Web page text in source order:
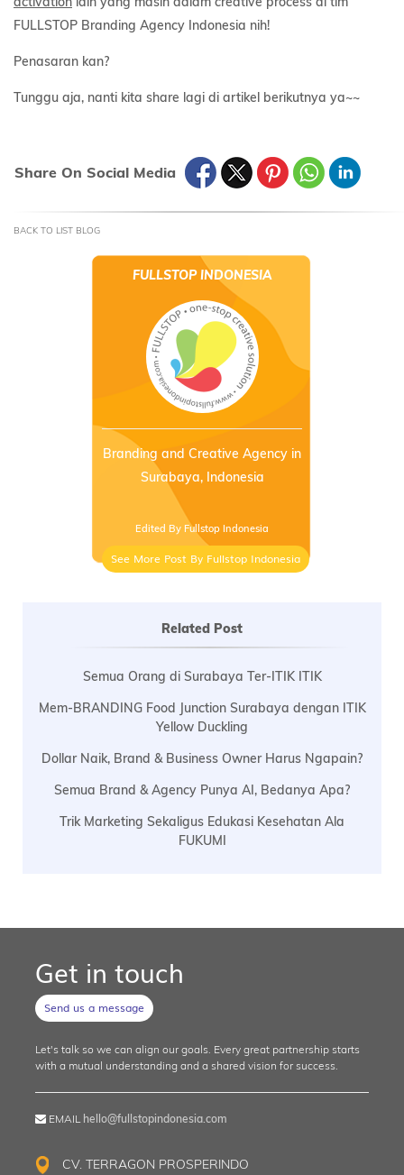
FULLSTOP Branding Agency Indonesia nih!
Penasaran kan?
Tunggu aja, nanti kita share lagi di artikel berikutnya ya~~
Share On Social Media
BACK TO LIST BLOG
FULLSTOP INDONESIA
Branding and Creative Agency in
Surabaya, Indonesia
Edited By Fullstop Indonesia
See More Post By Fullstop Indonesia
Related Post
Semua Orang di Surabaya Ter-ITIK ITIK
Mem-BRANDING Food Junction Surabaya dengan ITIK
Yellow Duckling
Dollar Naik, Brand & Business Owner Harus Ngapain?
Semua Brand & Agency Punya AI, Bedanya Apa?
Trik Marketing Sekaligus Edukasi Kesehatan Ala
FUKUMI
Get in touch
Send us a message
Let's talk so we can align our goals. Every great partnership starts
with a mutual understanding and a shared vision for success.
EMAIL hello@fullstopindonesia.com
CV. TERRAGON PROSPERINDO